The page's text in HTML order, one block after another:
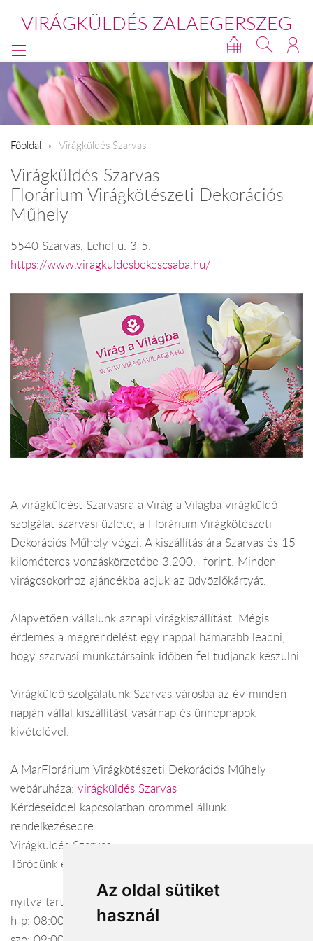
Az oldal sütiket
használ
VIRÁGKÜLDÉS ZALAEGERSZEG
Főoldal Virágküldés Szarvas
Virágküldés Szarvas
Florárium Virágkötészeti Dekorációs
Műhely
5540 Szarvas, Lehel u. 3-5.
https://www.viragkuldesbekescsaba.hu/
A virágküldést Szarvasra a Virág a Világba virágküldő
szolgálat szarvasi üzlete, a Florárium Virágkötészeti
Dekorációs Műhely végzi. A kiszállítás ára Szarvas és 15
kilométeres vonzáskörzetébe 3.200.- forint. Minden
virágcsokorhoz ajándékba adjuk az üdvözlőkártyát.
Alapvetően vállalunk aznapi virágkiszállítást. Mégis
érdemes a megrendelést egy nappal hamarabb leadni,
hogy szarvasi munkatársaink időben fel tudjanak készülni.
Virágküldő szolgálatunk Szarvas városba az év minden
napján vállal kiszállítást vasárnap és ünnepnapok
kivételével.
A MarFlorárium Virágkötészeti Dekorációs Műhely
webáruháza: virágküldés Szarvas
Kérdéseiddel kapcsolatban örömmel állunk
rendelkezésedre.
Virágküldés Szarvas
Törődünk egymással
nyitva tartás:
h-p: 08:00-07:00